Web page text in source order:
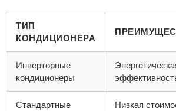
ТИП
КОНДИЦИОНЕРА
Инверторные
кондиционеры
Стандартные
Низкая